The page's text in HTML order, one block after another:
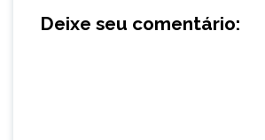
Deixe seu comentário: